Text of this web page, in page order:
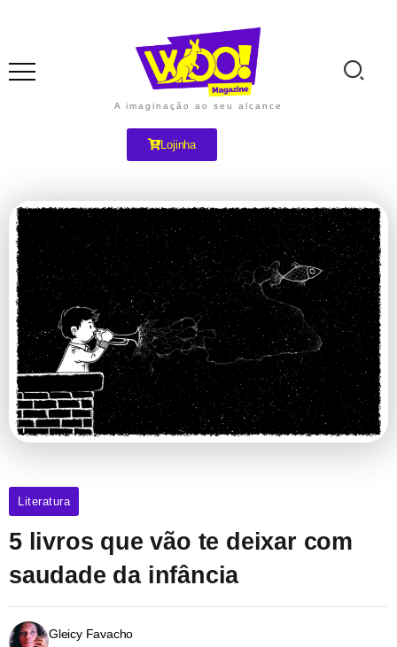
A imaginação ao seu alcance
Lojinha
Literatura
5 livros que vão te deixar com
saudade da infância
Gleicy Favacho